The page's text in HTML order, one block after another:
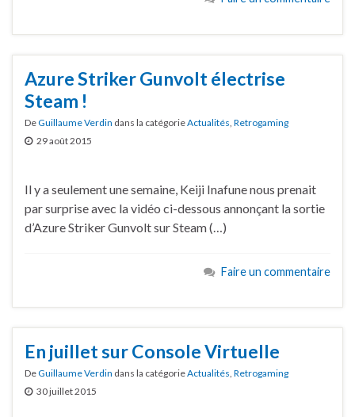
Azure Striker Gunvolt électrise
Steam !
DeGuillaume Verdin dans la catégorieActualités Retrogaming
29 août 2015
Il y a seulement une semaine, Keiji Inafune nous prenait
par surprise avec la vidéo ci-dessous annonçant la sortie
d’Azure Striker Gunvolt sur Steam (…)
Faire un commentaire
En juillet sur Console Virtuelle
DeGuillaume Verdin dans la catégorieActualités, Retrogaming
30 juillet 2015